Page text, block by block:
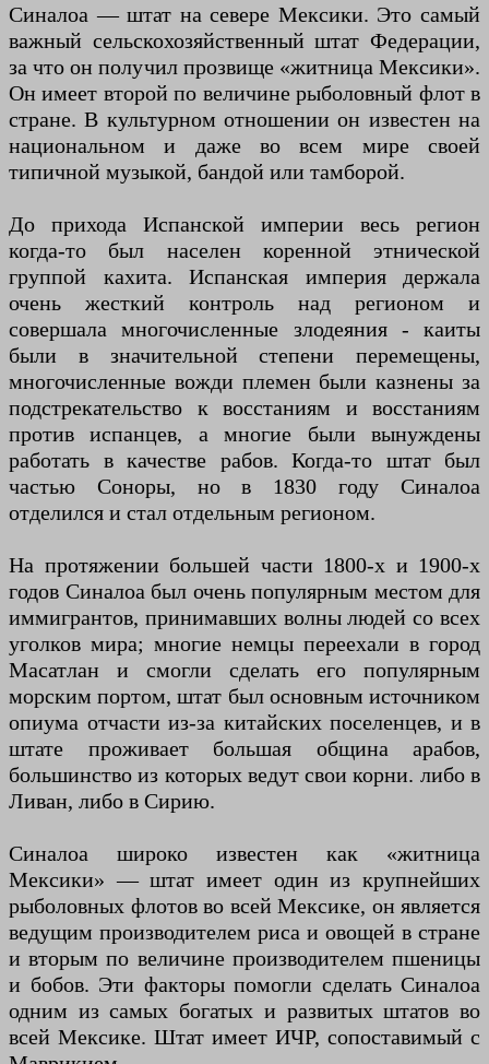
Синалоа — штат на севере Мексики. Это самый
важный сельскохозяйственный штат Федерации,
за что он получил прозвище «житница Мексики».
Он имеет второй по величине рыболовный флот в
стране. В культурном отношении он известен на
национальном и даже во всем мире своей
типичной музыкой, бандой или тамборой.
До прихода Испанской империи весь регион
когда-то был населен коренной этнической
группой кахита. Испанская империя держала
очень жесткий контроль над регионом и
совершала многочисленные злодеяния - каиты
были в значительной степени перемещены,
многочисленные вожди племен были казнены за
подстрекательство к восстаниям и восстаниям
против испанцев, а многие были вынуждены
работать в качестве рабов. Когда-то штат был
частью Соноры, но в 1830 году Синалоа
отделился и стал отдельным регионом.
На протяжении большей части 1800-х и 1900-х
годов Синалоа был очень популярным местом для
иммигрантов, принимавших волны людей со всех
уголков мира; многие немцы переехали в город
Масатлан и смогли сделать его популярным
морским портом, штат был основным источником
опиума отчасти из-за китайских поселенцев, и в
штате проживает большая община арабов,
большинство из которых ведут свои корни. либо в
Ливан, либо в Сирию.
Синалоа широко известен как «житница
Мексики» — штат имеет один из крупнейших
рыболовных флотов во всей Мексике, он является
ведущим производителем риса и овощей в стране
и вторым по величине производителем пшеницы
и бобов. Эти факторы помогли сделать Синалоа
одним из самых богатых и развитых штатов во
всей Мексике. Штат имеет ИЧР, сопоставимый с